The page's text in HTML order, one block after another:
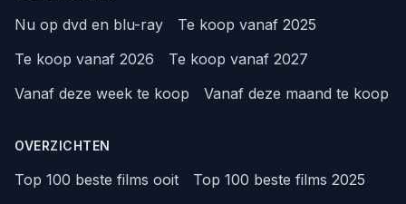
Nu op dvd en blu-ray
Te koop vanaf 2025
Te koop vanaf 2026
Te koop vanaf 2027
Vanaf deze week te koop
Vanaf deze maand te koop
OVERZICHTEN
Top 100 beste films ooit
Top 100 beste films 2025